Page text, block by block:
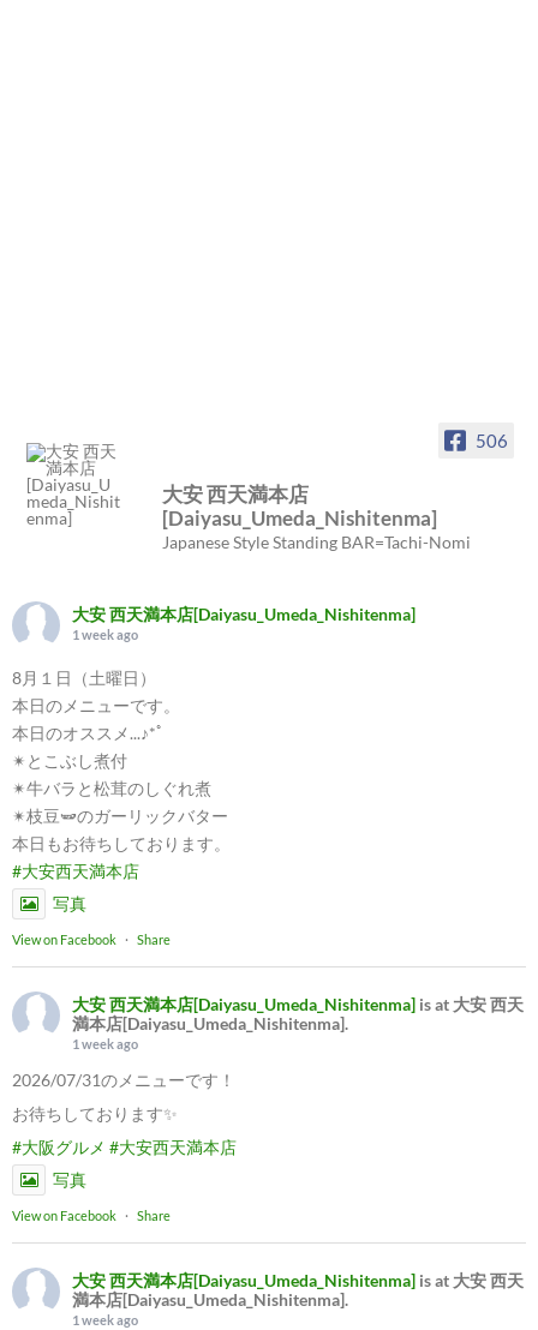
506
大安 西天満本店
[Daiyasu_Umeda_Nishitenma]
Japanese Style Standing BAR=Tachi-Nomi
大安 西天満本店[Daiyasu_Umeda_Nishitenma]
1 week ago
8月１日（土曜日）
本日のメニューです。
本日のオススメ...♪*ﾟ
✴︎とこぶし煮付
✴︎牛バラと松茸のしぐれ煮
✴︎枝豆🫛のガーリックバター
本日もお待ちしております。
#大安西天満本店
写真
View on Facebook · Share
大安 西天満本店[Daiyasu_Umeda_Nishitenma] is at 大安 西天
満本店[Daiyasu_Umeda_Nishitenma].
1 week ago
2026/07/31のメニューです！
お待ちしております✨
#大阪グルメ #大安西天満本店
写真
View on Facebook · Share
大安 西天満本店[Daiyasu_Umeda_Nishitenma] is at 大安 西天
満本店[Daiyasu_Umeda_Nishitenma].
1 week ago